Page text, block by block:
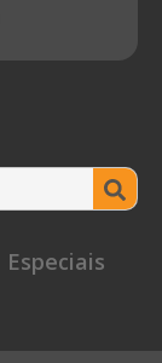
Especiais